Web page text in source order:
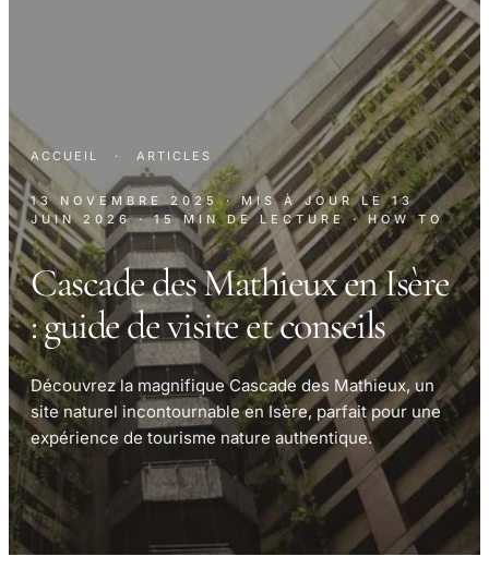
ACCUEIL · ARTICLES
13 NOVEMBRE 2025 · MIS À JOUR LE13
JUIN 2026 · 15 MIN DE LECTURE · HOW TO
Cascade des Mathieux en Isère
: guide de visite et conseils
Découvrez la magnifique Cascade des Mathieux, un
site naturel incontournable en Isère, parfait pour une
expérience de tourisme nature authentique.